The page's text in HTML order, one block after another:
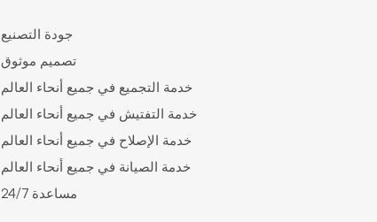
جودة التصنيع
تصميم موثوق
خدمة التجميع في جميع أنحاء العالم
خدمة التفتيش في جميع أنحاء العالم
خدمة الإصلاح في جميع أنحاء العالم
خدمة الصيانة في جميع أنحاء العالم
24/7 مساعدة